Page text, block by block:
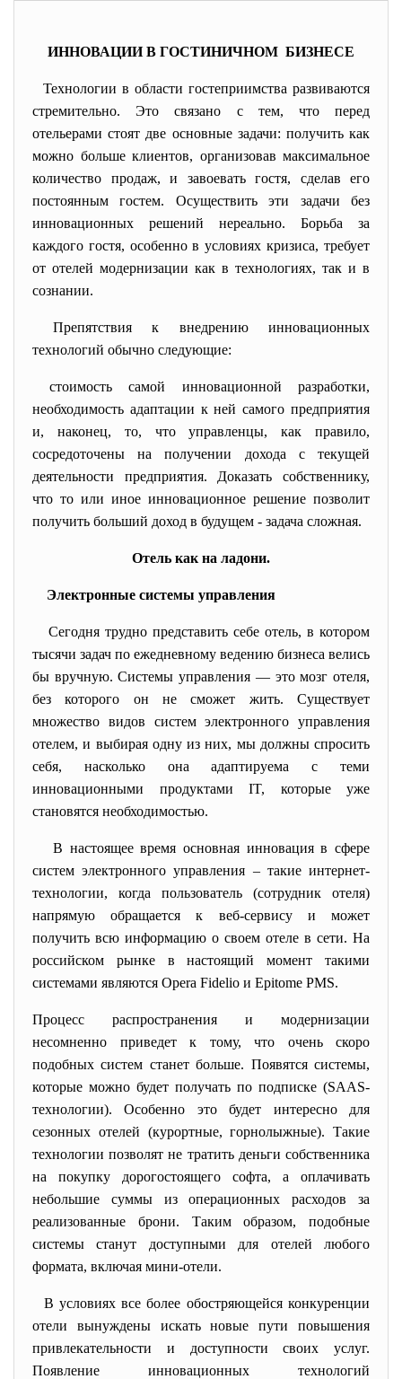
ИННОВАЦИИ В ГОСТИНИЧНОМ БИЗНЕСЕ
Технологии в области гостеприимства развиваются
стремительно. Это связано с тем, что перед
отельерами стоят две основные задачи: получить как
можно больше клиентов, организовав максимальное
количество продаж, и завоевать гостя, сделав его
постоянным гостем. Осуществить эти задачи без
инновационных решений нереально. Борьба за
каждого гостя, особенно в условиях кризиса, требует
от отелей модернизации как в технологиях, так и в
сознании.
Препятствия к внедрению инновационных
технологий обычно следующие:
стоимость самой инновационной разработки,
необходимость адаптации к ней самого предприятия
и, наконец, то, что управленцы, как правило,
сосредоточены на получении дохода с текущей
деятельности предприятия. Доказать собственнику,
что то или иное инновационное решение позволит
получить больший доход в будущем - задача сложная.
Отель как на ладони.
Электронные системы управления
Сегодня трудно представить себе отель, в котором
тысячи задач по ежедневному ведению бизнеса велись
бы вручную. Системы управления — это мозг отеля,
без которого он не сможет жить. Существует
множество видов систем электронного управления
отелем, и выбирая одну из них, мы должны спросить
себя, насколько она адаптируема с теми
инновационными продуктами IT, которые уже
становятся необходимостью.
В настоящее время основная инновация в сфере
систем электронного управления – такие интернет-
технологии, когда пользователь (сотрудник отеля)
напрямую обращается к веб-сервису и может
получить всю информацию о своем отеле в сети. На
российском рынке в настоящий момент такими
системами являются Opera Fidelio и Epitome PMS.
Процесс распространения и модернизации
несомненно приведет к тому, что очень скоро
подобных систем станет больше. Появятся системы,
которые можно будет получать по подписке (SAAS-
технологии). Особенно это будет интересно для
сезонных отелей (курортные, горнолыжные). Такие
технологии позволят не тратить деньги собственника
на покупку дорогостоящего софта, а оплачивать
небольшие суммы из операционных расходов за
реализованные брони. Таким образом, подобные
системы станут доступными для отелей любого
формата, включая мини-отели.
В условиях все более обостряющейся конкуренции
отели вынуждены искать новые пути повышения
привлекательности и доступности своих услуг.
Появление инновационных технологий